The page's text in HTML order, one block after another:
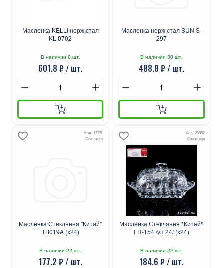
Масленка KELLI нерж.стал
KL-0702
В наличии 8 шт.
601.8 ₽ / шт.
Масленка нерж.стал SUN S-
297
В наличии 30 шт.
488.8 ₽ / шт.
Код: 17750
Спеццена
Масленка Стекляння ''Китай''
TB019A (х24)
В наличии 22 шт.
177.2 ₽ / шт.
Код: 26552
Спеццена
Масленка Стекляння *Китай*
FR-154 /уп 24/ (х24)
В наличии 22 шт.
184.6 ₽ / шт.